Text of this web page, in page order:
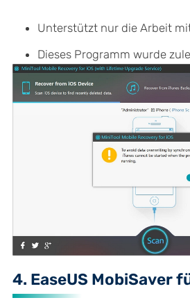
Unterstützt nur die Arbeit
Dieses Programm wurde
4. EaseUS MobiSaver